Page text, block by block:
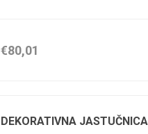
€80,01
DEKORATIVNA